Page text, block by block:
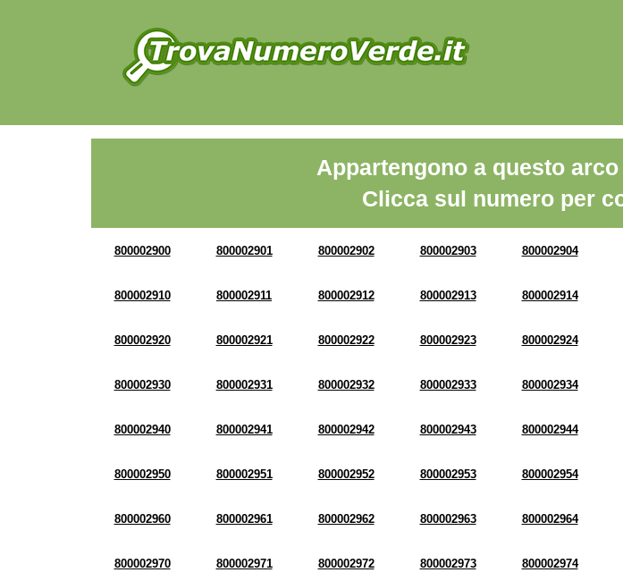
Appartengono a questo
Clicca sul numero per
800002900 800002901 800002902 800002903 800002904
800002910 800002911 800002912 800002913 800002914
800002920 800002921 800002922 800002923 800002924
800002930 800002931 800002932 800002933 800002934
800002940 800002941 800002942 800002943 800002944
800002950 800002951 800002952 800002953 800002954
800002960 800002961 800002962 800002963 800002964
800002970 800002971 800002972 800002973 800002974